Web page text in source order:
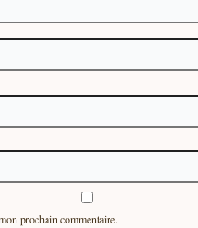
prochain commentaire.